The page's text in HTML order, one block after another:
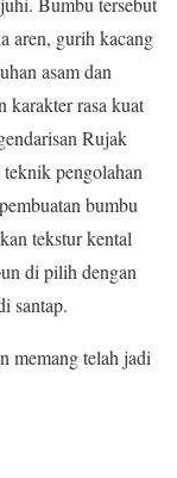
aren, gurih kacang
asam dan
karakter rasa kuat
Rujak
pengolahan
bumbu
tekstur kental
di pilih dengan
santap.
memang telah jadi